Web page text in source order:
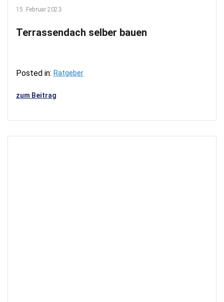
15. Februar 2023
Terrassendach selber bauen
Posted in: Ratgeber
zum Beitrag